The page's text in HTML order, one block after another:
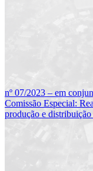
nº 07/2023 – em
Comissão Especial:
produção e